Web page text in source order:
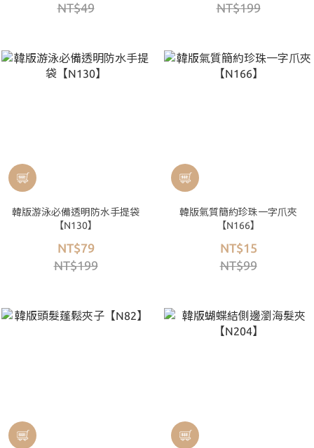
NT$49
NT$199
韓版游泳必備透明防水手提袋
【N130】
NT$79
NT$199
韓版氣質簡約珍珠一字爪夾
【N166】
NT$15
NT$99